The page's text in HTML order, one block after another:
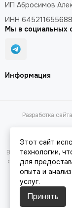
Информация
ИП Абросимов
ИНН 645211655688
Мы в социальных
Разработка
Вся представленная
стоимости товаров
каких условиях
положениями
Этот сайт
технологии,
для
опыта и
услуг.
Принять